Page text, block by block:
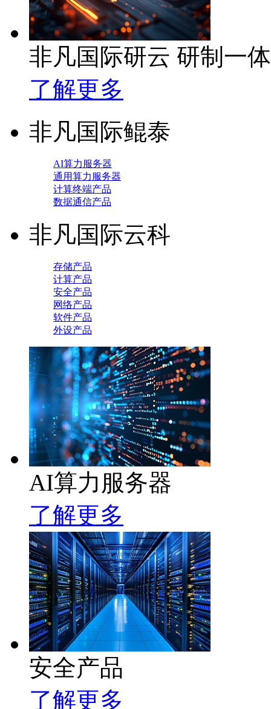
非凡国际研云 研制一
了解更多
非凡国际鲲泰
AI算力服务器
通用算力服务器
计算终端产品
数据通信产品
非凡国际云科
存储产品
计算产品
安全产品
网络产品
软件产品
外设产品
AI算力服务器
了解更多
安全产品
了解更多